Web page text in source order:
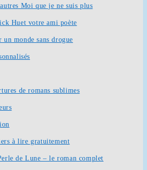
Moi que je ne suis plus
Huet votre ami poète
un monde sans drogue
de romans sublimes
à lire gratuitement
de Lune – le roman complet